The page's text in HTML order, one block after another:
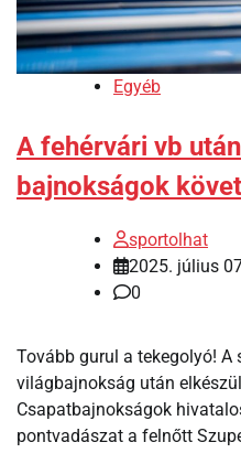
Egyéb
A fehérvári vb
bajnokságok
sportolhat
2025. július
0
Tovább gurul a tekegolyó! A
világbajnokság után
Csapatbajnokságok
pontvadászat a felnőtt